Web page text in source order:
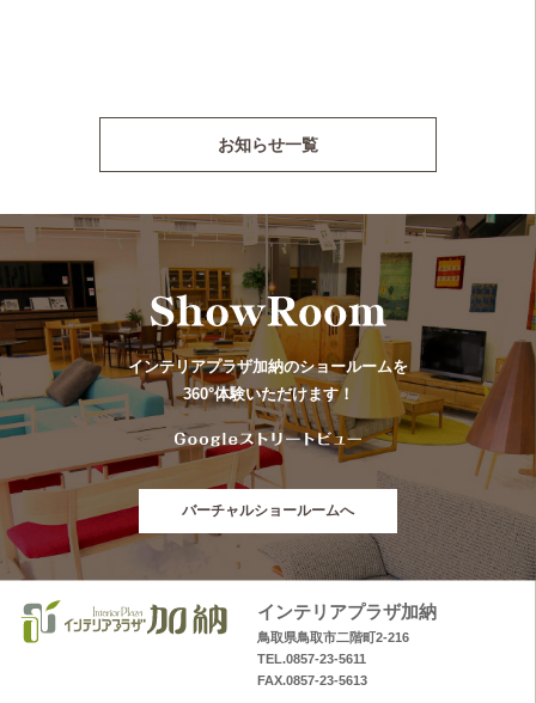
お知らせ一覧
インテリアプラザ加納のショールームを
360°体験いただけます！
バーチャルショールームへ
インテリアプラザ加納
鳥取県鳥取市二階町2-216
TEL.0857-23-5611
FAX.0857-23-5613